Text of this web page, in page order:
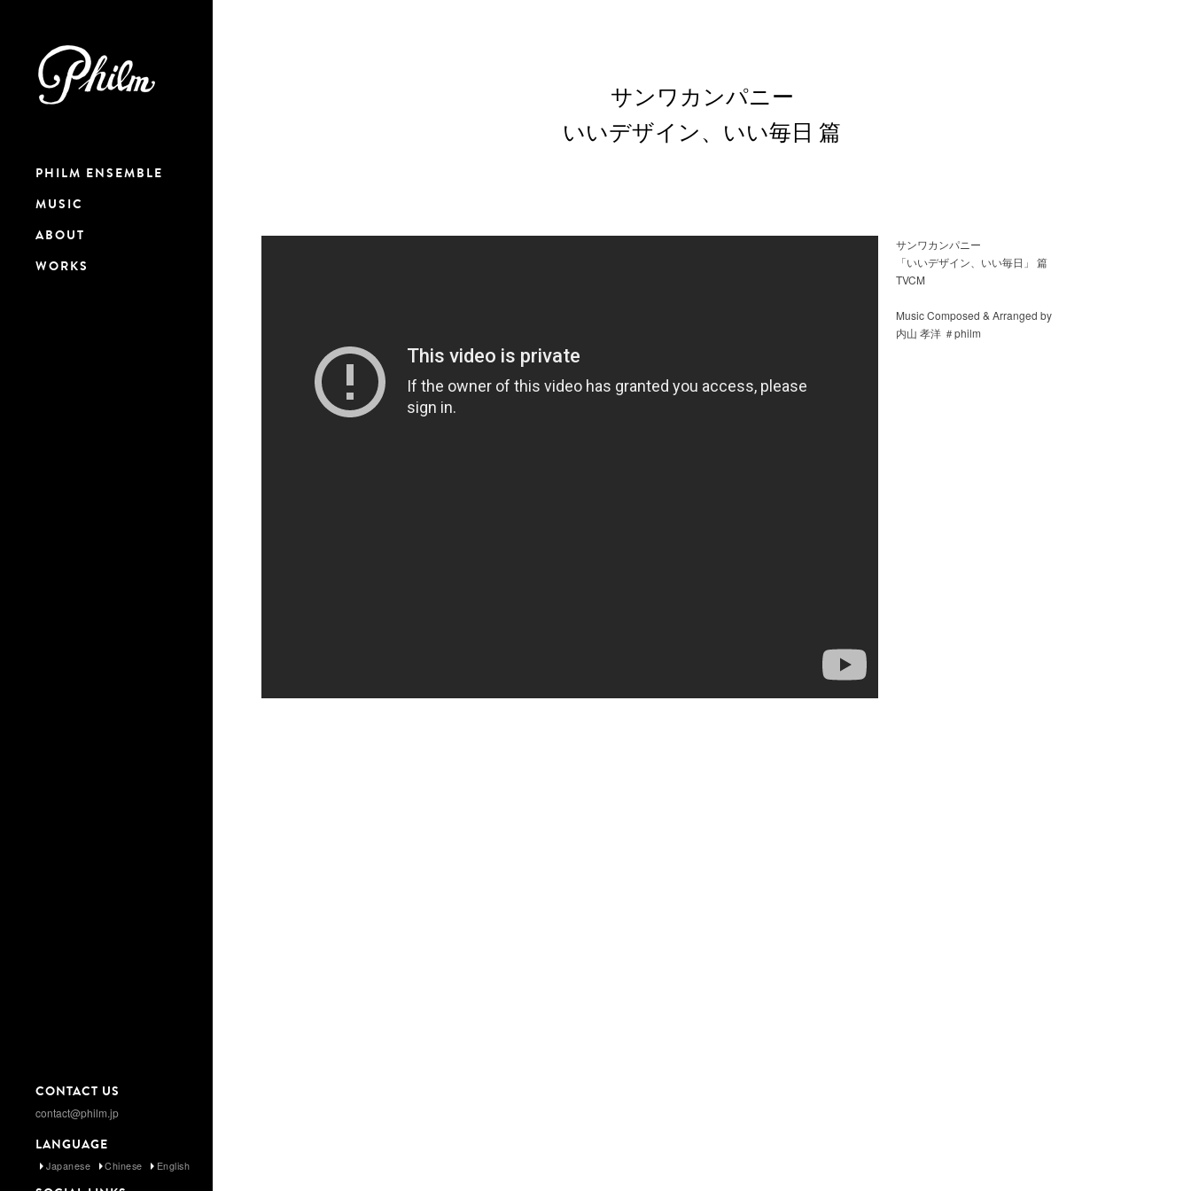
PHILM ENSEMBLE
MUSIC
ABOUT
WORKS
CONTACT US
contact@philm.jp
LANGUAGE
Japanese Chinese English
サンワカンパニー
いいデザイン、いい毎日 篇
サンワカンパニー
「いいデザイン、いい毎日」 篇
TVCM
Music Composed & Arranged by
内山 孝洋 ＃philm